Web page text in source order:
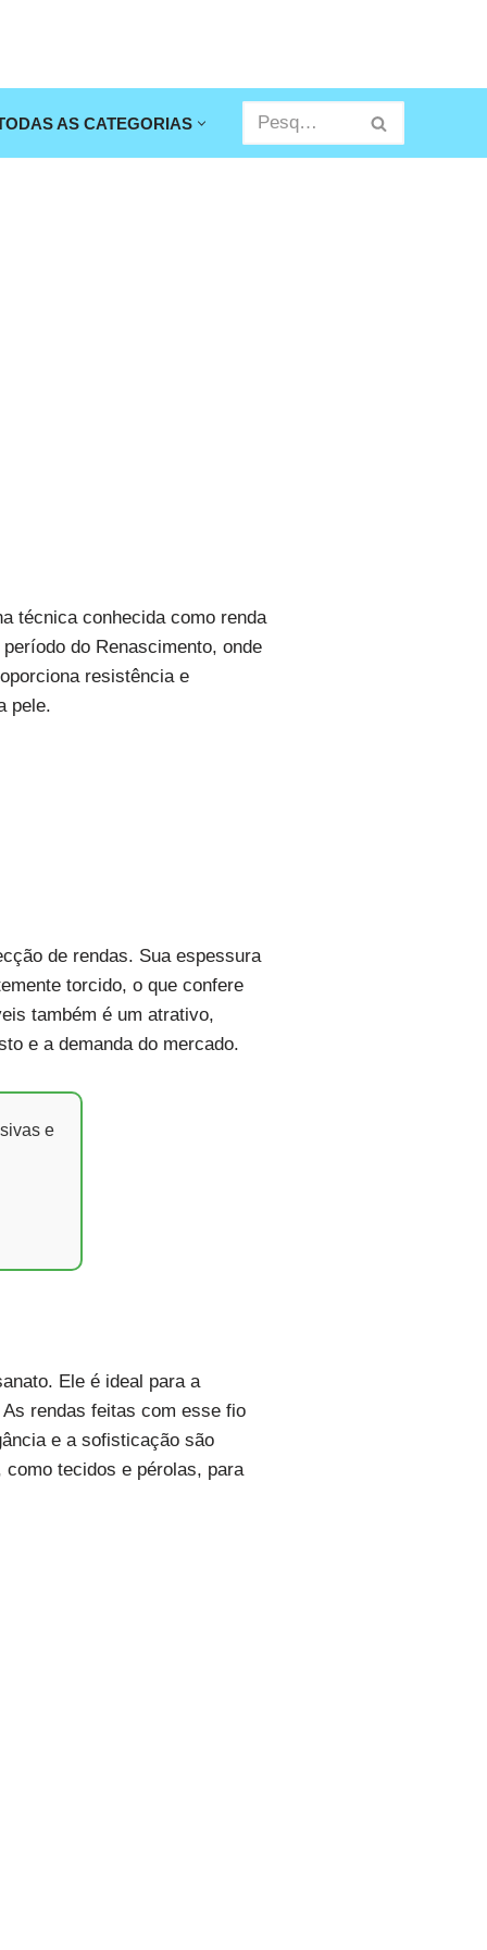
AS CATEGORIAS
técnica conhecida como renda
do Renascimento, onde
resistência e
pele.
de rendas. Sua espessura
torcido, o que confere
também é um atrativo,
e a demanda do mercado.
e
Ele é ideal para a
rendas feitas com esse fio
e a sofisticação são
tecidos e pérolas, para